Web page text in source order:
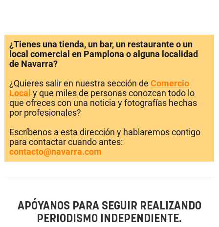
¿Tienes una tienda, un bar, un restaurante o un
local comercial en Pamplona o alguna localidad
de Navarra?
¿Quieres salir en nuestra sección de Comercio
Local y que miles de personas conozcan todo lo
que ofreces con una noticia y fotografías hechas
por profesionales?
Escríbenos a esta dirección y hablaremos contigo
para contactar cuando antes:
contacto@navarra.com
APÓYANOS PARA SEGUIR REALIZANDO
PERIODISMO INDEPENDIENTE.